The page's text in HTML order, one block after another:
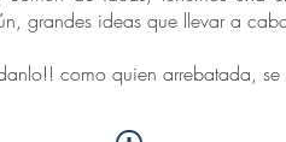
grandes ideas que llevar a
como quien arrebatada,